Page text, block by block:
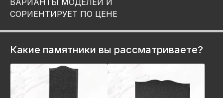
СОРИЕНТИРУЕТ ПО ЦЕНЕ
Какие памятники вы рассматриваете?